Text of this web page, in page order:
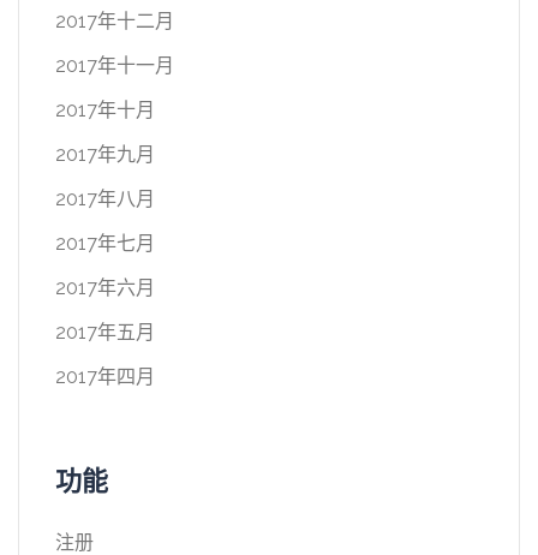
2017年十二月
2017年十一月
2017年十月
2017年九月
2017年八月
2017年七月
2017年六月
2017年五月
2017年四月
功能
注册